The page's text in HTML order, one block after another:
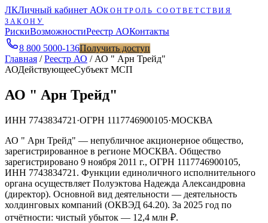
ЛКЛичный кабинет АОКОНТРОЛЬ СООТВЕТСТВИЯ
ЗАКОНУ
РискиВозможностиРеестр АОКонтакты
8 800 5000-136Получить доступ
Главная /Реестр АО / АО " Арн Трейд"
АОДействующееСубъект МСП
АО " Арн Трейд"
ИНН 7743834721 ·ОГРН 1117746900105·МОСКВА
АО " Арн Трейд" — непубличное акционерное общество,
зарегистрированное в регионе МОСКВА. Общество
зарегистрировано 9 ноября 2011 г., ОГРН 1117746900105,
ИНН 7743834721. Функции единоличного исполнительного
органа осуществляет Полуэктова Надежда Александровна
(директор). Основной вид деятельности — деятельность
холдинговых компаний (ОКВЭД 64.20). За 2025 год по
отчётности: чистый убыток — 12,4 млн ₽.